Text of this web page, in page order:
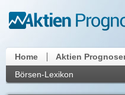
Home Aktien
Börsen-Lexikon